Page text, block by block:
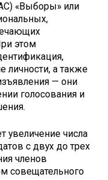
«Выборы» или
этом
личности, а также
— они
голосования и
увеличение числа
с двух до трех
членов
совещательного